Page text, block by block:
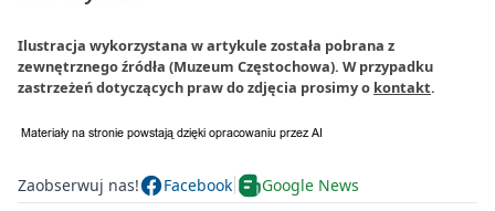
Ilustracja wykorzystana w artykule została pobrana z
zewnętrznego źródła (Muzeum Częstochowa). W przypadku
zastrzeżeń dotyczących praw do zdjęcia prosimy o kontakt.
Zaobserwuj nas! Facebook Google News